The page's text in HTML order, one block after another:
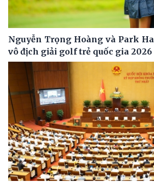
Nguyễn Trọng Hoàng và Park
vô địch giải golf trẻ quốc gia 2026